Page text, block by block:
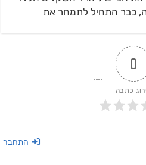
כבר התחיל לתמחר את
0
כתבה
התחבר